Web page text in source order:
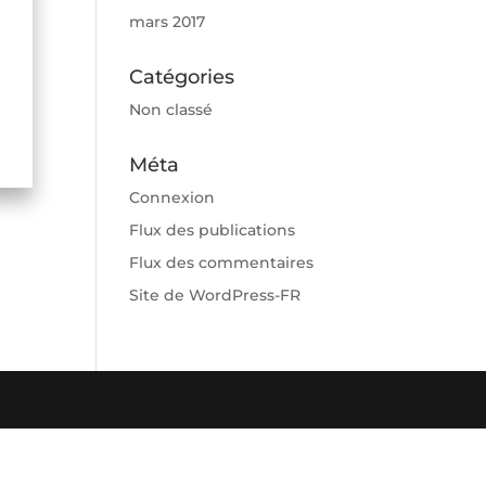
mars 2017
Catégories
Non classé
Méta
Connexion
Flux des publications
Flux des commentaires
Site de WordPress-FR